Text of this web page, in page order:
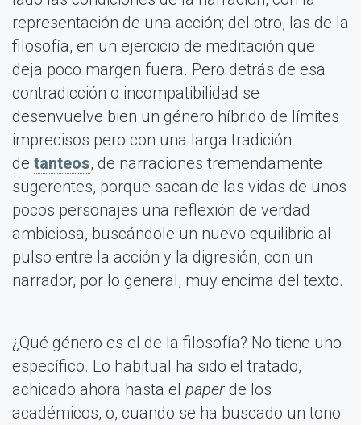
representación de una acción; del otro, las de la
filosofía, en un ejercicio de meditación que
deja poco margen fuera. Pero detrás de esa
contradicción o incompatibilidad se
desenvuelve bien un género híbrido de límites
imprecisos pero con una larga tradición
de tanteos, de narraciones tremendamente
sugerentes, porque sacan de las vidas de unos
pocos personajes una reflexión de verdad
ambiciosa, buscándole un nuevo equilibrio al
pulso entre la acción y la digresión, con un
narrador, por lo general, muy encima del texto.
¿Qué género es el de la filosofía? No tiene uno
específico. Lo habitual ha sido el tratado,
achicado ahora hasta el paper de los
académicos, o, cuando se ha buscado un tono